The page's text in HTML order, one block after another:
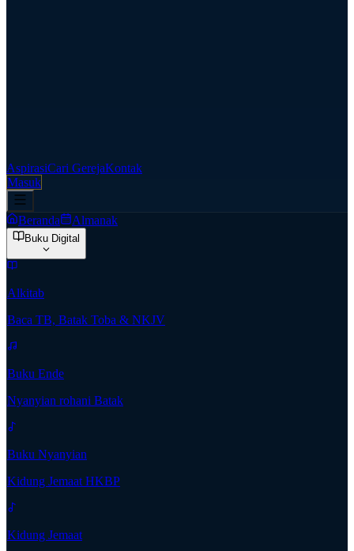
AspirasiCari GerejaKontak
Masuk
Beranda Almanak
Buku Digital
Alkitab
Baca TB, Batak Toba & NKJV
Buku Ende
Nyanyian rohani Batak
Buku Nyanyian
Kidung Jemaat HKBP
Kidung Jemaat